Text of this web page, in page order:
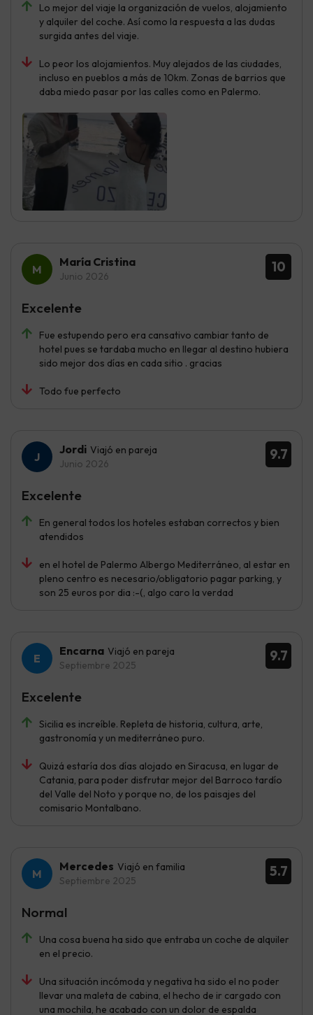
Lo mejor del viaje la organización de vuelos, alojamiento
y alquiler del coche. Así como la respuesta a las dudas
surgida antes del viaje.
Lo peor los alojamientos. Muy alejados de las ciudades,
incluso en pueblos a más de 10km. Zonas de barrios que
daba miedo pasar por las calles como en Palermo.
10
María Cristina
Junio 2026
Fue estupendo pero era cansativo cambiar tanto de
hotel pues se tardaba mucho en llegar al destino hubiera
sido mejor dos días en cada sitio . gracias
Todo fue perfecto
Excelente
9.7
Jordi Viajó en pareja
Junio 2026
En general todos los hoteles estaban correctos y bien
atendidos
en el hotel de Palermo Albergo Mediterráneo, al estar en
pleno centro es necesario/obligatorio pagar parking, y
son 25 euros por dia :-(, algo caro la verdad
Excelente
9.7
Encarna Viajó en pareja
Septiembre 2025
Sicilia es increíble. Repleta de historia, cultura, arte,
gastronomía y un mediterráneo puro.
Quizá estaría dos días alojado en Siracusa, en lugar de
Catania, para poder disfrutar mejor del Barroco tardío
del Valle del Noto y porque no, de los paisajes del
comisario Montalbano.
Excelente
5.7
Mercedes Viajó en familia
Septiembre 2025
Una cosa buena ha sido que entraba un coche de alquiler
en el precio.
Una situación incómoda y negativa ha sido el no poder
llevar una maleta de cabina, el hecho de ir cargado con
una mochila, he acabado con un dolor de espalda
Normal